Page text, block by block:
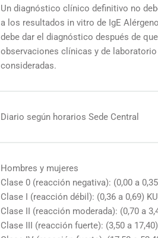
Un diagnóstico clínico definitivo no
a los resultados in vitro de IgE
debe dar el diagnóstico después de
observaciones clínicas y de laboratorio
consideradas.
Diario según horarios Sede Central
Hombres y mujeres
Clase 0 (reacción negativa): (0,00 a
Clase I (reacción débil): (0,36 a 0,69)
Clase II (reacción moderada): (0,70 a
Clase III (reacción fuerte): (3,50 a